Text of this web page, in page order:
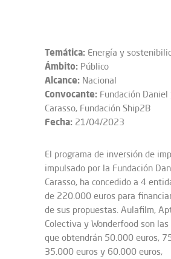
Temática: Energía y
Ámbito: Público
Alcance: Nacional
Convocante: Fundación Daniel
Carasso, Fundación Ship2B
Fecha: 21/04/2023
El programa de inversión de
impulsado por la Fundación
Carasso, ha concedido a 4
de 220.000 euros para
de sus propuestas. Aulafilm,
Colectiva y Wonderfood son las
que obtendrán 50.000 euros,
35.000 euros y 60.000 euros,